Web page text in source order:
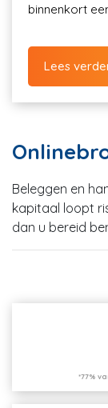
binnenkort
Lees
Beleggen en
kapitaal loopt
dan u bereid
*77%